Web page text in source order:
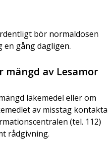
bör normaldosen
en gång dagligen.
av Lesamor
läkemedel eller om
av misstag kontakta
(tel. 112)
rådgivning.